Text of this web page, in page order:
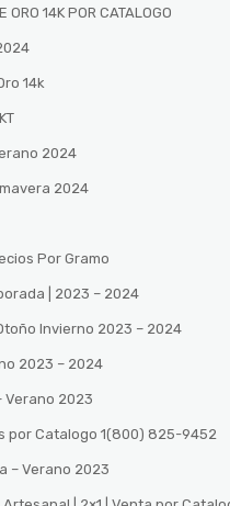
ORO 14K POR CATALOGO
14k
2024
2024
Por Gramo
| 2023 – 2024
Invierno 2023 – 2024
2023 – 2024
Verano 2023
por Catalogo 1(800) 825-9452
– Verano 2023